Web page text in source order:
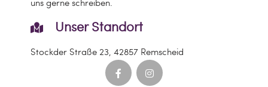
uns gerne schreiben.
Unser Standort
Stockder Straße 23, 42857 Remscheid